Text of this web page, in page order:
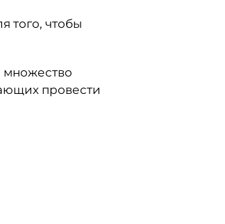
того, чтобы
множество
провести